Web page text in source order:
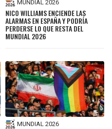
MUNDIAL 2026
NICO WILLIAMS ENCIENDE LAS
ALARMAS EN ESPAÑA Y PODRÍA
PERDERSE LO QUE RESTA DEL
MUNDIAL 2026
MUNDIAL 2026